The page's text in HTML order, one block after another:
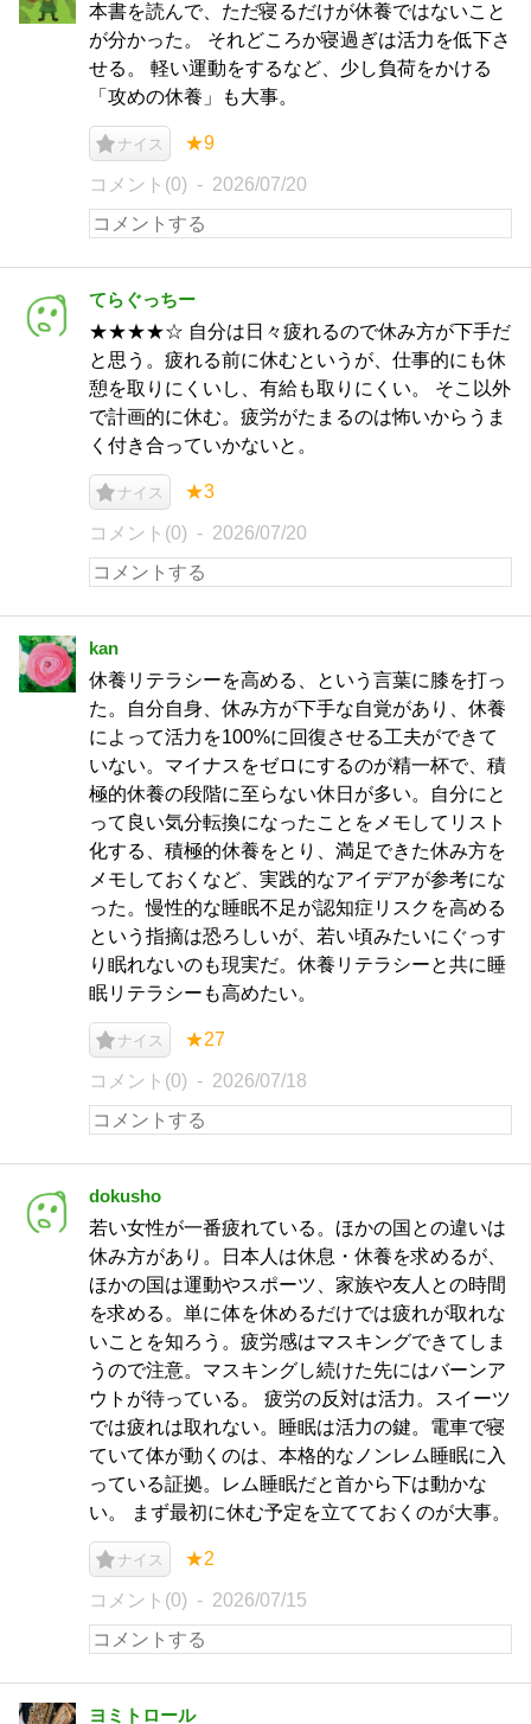
本書を読んで、ただ寝るだけが休養ではないこと
が分かった。 それどころか寝過ぎは活力を低下さ
せる。 軽い運動をするなど、少し負荷をかける
「攻めの休養」も大事。
ナイス ★9
コメント(0) 2026/07/20
てらぐっちー
★★★★☆ 自分は日々疲れるので休み方が下手だ
と思う。疲れる前に休むというが、仕事的にも休
憩を取りにくいし、有給も取りにくい。 そこ以外
で計画的に休む。疲労がたまるのは怖いからうま
く付き合っていかないと。
ナイス ★3
コメント(0) 2026/07/20
kan
休養リテラシーを高める、という言葉に膝を打っ
た。自分自身、休み方が下手な自覚があり、休養
によって活力を100%に回復させる工夫ができて
いない。マイナスをゼロにするのが精一杯で、積
極的休養の段階に至らない休日が多い。自分にと
って良い気分転換になったことをメモしてリスト
化する、積極的休養をとり、満足できた休み方を
メモしておくなど、実践的なアイデアが参考にな
った。慢性的な睡眠不足が認知症リスクを高める
という指摘は恐ろしいが、若い頃みたいにぐっす
り眠れないのも現実だ。休養リテラシーと共に睡
眠リテラシーも高めたい。
ナイス ★27
コメント(0) 2026/07/18
dokusho
若い女性が一番疲れている。ほかの国との違いは
休み方があり。日本人は休息・休養を求めるが、
ほかの国は運動やスポーツ、家族や友人との時間
を求める。単に体を休めるだけでは疲れが取れな
いことを知ろう。疲労感はマスキングできてしま
うので注意。マスキングし続けた先にはバーンア
ウトが待っている。 疲労の反対は活力。スイーツ
では疲れは取れない。睡眠は活力の鍵。電車で寝
ていて体が動くのは、本格的なノンレム睡眠に入
っている証拠。レム睡眠だと首から下は動かな
い。 まず最初に休む予定を立てておくのが大事。
ナイス ★2
コメント(0) 2026/07/15
ヨミトロール